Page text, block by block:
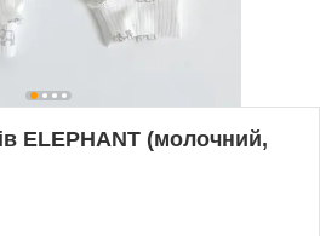
ELEPHANT (молочний,